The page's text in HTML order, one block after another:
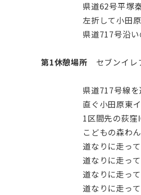
県道62号平塚秦野線
左折して小田原中井
県道717号沿いのセ
第1休憩場所 セブンイレ
県道717号線を進み、
直ぐ小田原東インタ
1区間先の荻窪ICで降
こどもの森わんぱく
道なりに走って突き当
道なりに走って突き
道なりに走って県道
道なりに走って突き